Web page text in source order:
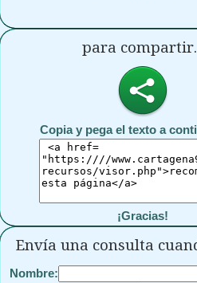
para
Copia y pega el texto a
¡Gracias!
Envía una consulta
Nombre: